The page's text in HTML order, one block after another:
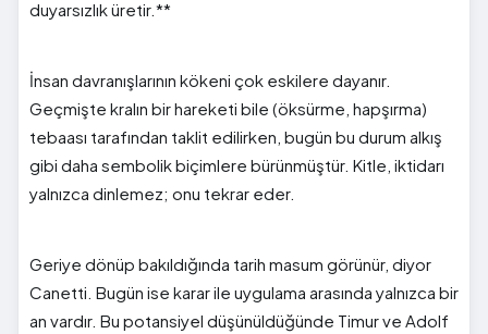
duyarsızlık üretir.**
İnsan davranışlarının kökeni çok eskilere dayanır.
Geçmişte kralın bir hareketi bile (öksürme, hapşırma)
tebaası tarafından taklit edilirken, bugün bu durum alkış
gibi daha sembolik biçimlere bürünmüştür. Kitle, iktidarı
yalnızca dinlemez; onu tekrar eder.
Geriye dönüp bakıldığında tarih masum görünür, diyor
Canetti. Bugün ise karar ile uygulama arasında yalnızca bir
an vardır. Bu potansiyel düşünüldüğünde Timur ve Adolf